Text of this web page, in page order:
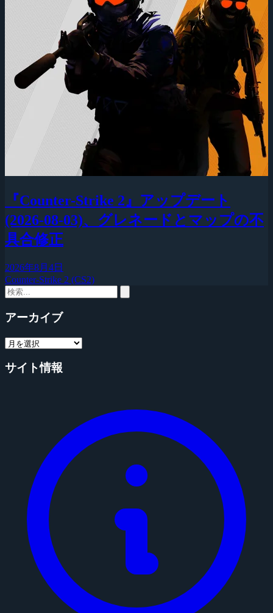
『Counter-Strike 2』アップデート
(2026-08-03)、グレネードとマップの不
具合修正
2026年8月4日
Counter-Strike 2 (CS2)
アーカイブ
サイト情報